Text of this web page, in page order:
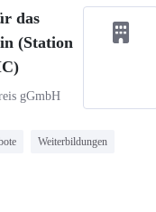
das
(Station
gGmbH
Weiterbildungen